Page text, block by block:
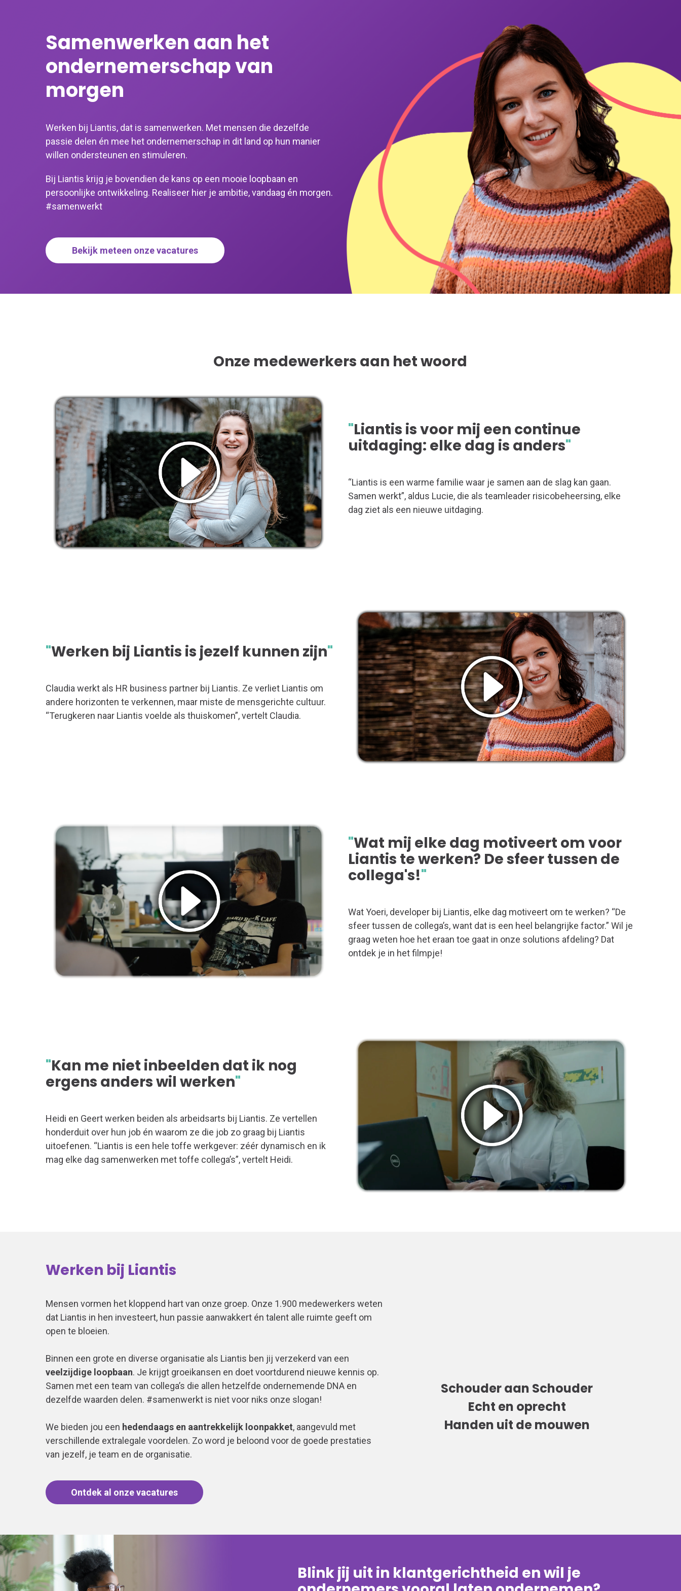
Samenwerken aan het
ondernemerschap van
morgen
Werken bij Liantis, dat is samenwerken. Met mensen die dezelfde
passie delen én mee het ondernemerschap in dit land op hun manier
willen ondersteunen en stimuleren.
Bij Liantis krijg je bovendien de kans op een mooie loopbaan en
persoonlijke ontwikkeling. Realiseer hier je ambitie, vandaag én morgen.
#samenwerkt
Bekijk meteen onze vacatures
Onze medewerkers aan het woord
"Liantis is voor mij een continue
uitdaging: elke dag is anders"
“Liantis is een warme familie waar je samen aan de slag kan gaan.
Samen werkt”, aldus Lucie, die als teamleader risicobeheersing, elke
dag ziet als een nieuwe uitdaging.
"Werken bij Liantis is jezelf kunnen zijn"
Claudia werkt als HR business partner bij Liantis. Ze verliet Liantis om
andere horizonten te verkennen, maar miste de mensgerichte cultuur.
“Terugkeren naar Liantis voelde als thuiskomen”, vertelt Claudia.
"Wat mij elke dag motiveert om voor
Liantis te werken? De sfeer tussen de
collega's!"
Wat Yoeri, developer bij Liantis, elke dag motiveert om te werken? “De
sfeer tussen de collega’s, want dat is een heel belangrijke factor.” Wil je
graag weten hoe het eraan toe gaat in onze solutions afdeling? Dat
ontdek je in het filmpje!
"Kan me niet inbeelden dat ik nog
ergens anders wil werken"
Heidi en Geert werken beiden als arbeidsarts bij Liantis. Ze vertellen
honderduit over hun job én waarom ze die job zo graag bij Liantis
uitoefenen. “Liantis is een hele toffe werkgever: zéér dynamisch en ik
mag elke dag samenwerken met toffe collega’s”, vertelt Heidi.
Werken bij Liantis
Mensen vormen het kloppend hart van onze groep. Onze 1.900 medewerkers weten
dat Liantis in hen investeert, hun passie aanwakkert én talent alle ruimte geeft om
open te bloeien.
Binnen een grote en diverse organisatie als Liantis ben jij verzekerd van een
veelzijdige loopbaan. Je krijgt groeikansen en doet voortdurend nieuwe kennis op.
Samen met een team van collega’s die allen hetzelfde ondernemende DNA en
dezelfde waarden delen. #samenwerkt is niet voor niks onze slogan!
We bieden jou een hedendaags en aantrekkelijk loonpakket, aangevuld met
verschillende extralegale voordelen. Zo word je beloond voor de goede prestaties
van jezelf, je team en de organisatie.
Ontdek al onze vacatures
Schouder aan Schouder
Echt en oprecht
Handen uit de mouwen
Blink jij uit in klantgerichtheid en wil je